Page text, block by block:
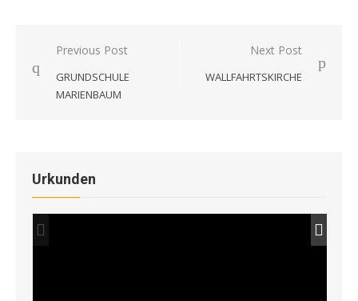
Beitragsnavigation
Previous Post
GRUNDSCHULE
MARIENBAUM
Next Post
WALLFAHRTSKIRCHE
Urkunden